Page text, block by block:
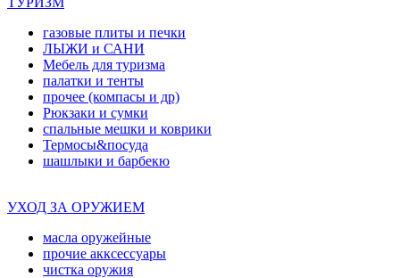
газовые плиты и печки
ЛЫЖИ и САНИ
Мебель для туризма
палатки и тенты
прочее (компасы и др)
Рюкзаки и сумки
спальные мешки и коврики
Термосы&посуда
шашлыки и барбекю
УХОД ЗА ОРУЖИЕМ
масла оружейные
прочие акксессуары
чистка оружия